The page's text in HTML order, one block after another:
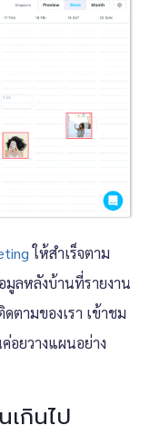
ให้สำเร็จตาม
มูลหลังบ้านที่รายงาน
ตามของเรา เข้าชม
อยวางแผนอย่าง
เกินไป